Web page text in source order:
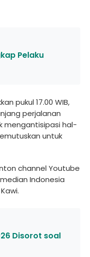
Pelaku
pukul 17.00 WIB,
perjalanan
mengantisipasi hal-
untuk
channel Youtube
Indonesia
Disorot soal